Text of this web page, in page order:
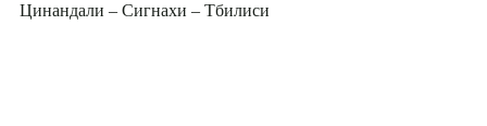
Цинандали – Сигнахи – Тбилиси